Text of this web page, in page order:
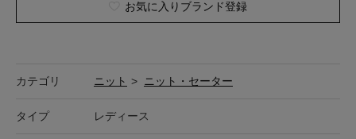
お気に入りブランド登録
カテゴリ ニット > ニット・セーター
タイプ レディース